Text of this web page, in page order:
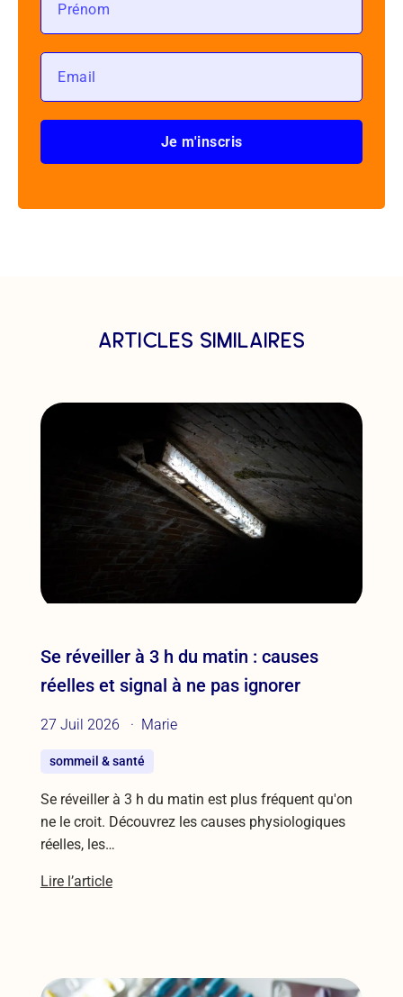
Je m'inscris
articles similaires
Se réveiller à 3 h du matin : causes
réelles et signal à ne pas ignorer
27 Juil 2026 Marie
sommeil & santé
Se réveiller à 3 h du matin est plus fréquent qu'on
ne le croit. Découvrez les causes physiologiques
réelles, les…
Lire l’article